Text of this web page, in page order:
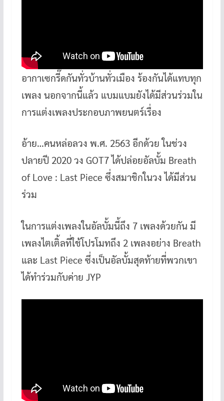
อากาเซกรี๊ดกันทั่วบ้านทั่วเมือง ร้องกันได้แทบทุก
เพลง นอกจากนี้แล้ว แบมแบมยังได้มีส่วนร่วมใน
การแต่งเพลงประกอบภาพยนตร์เรื่อง
อ้าย…คนหล่อลวง พ.ศ. 2563 อีกด้วย ในช่วง
ปลายปี 2020 วง GOT7 ได้ปล่อยอัลบั้ม Breath
of Love : Last Piece ซึ่งสมาชิกในวง ได้มีส่วน
ร่วม
ในการแต่งเพลงในอัลบั้มนี้ถึง 7 เพลงด้วยกัน มี
เพลงไตเติ้ลที่ใช้โปรโมทถึง 2 เพลงอย่าง Breath
และ Last Piece ซึ่งเป็นอัลบั้มสุดท้ายที่พวกเขา
ได้ทำร่วมกับค่าย JYP